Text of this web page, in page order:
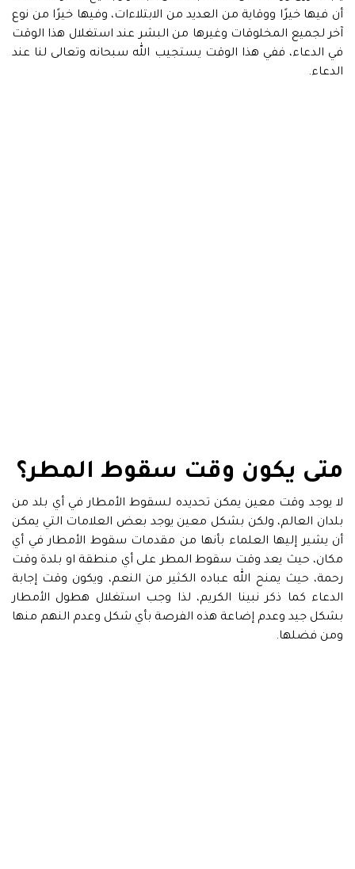
أن فيها خيرًا ووقاية من العديد من الابتلاءات، وفيها خيرًا من نوع
آخر لجميع المخلوقات وغيرها من البشر عند استغلال هذا الوقت
في الدعاء، ففي هذا الوقت يستجيب الله سبحانه وتعالى لنا عند
الدعاء.
متى يكون وقت سقوط المطر؟
لا يوجد وقت معين يمكن تحديده لسقوط الأمطار في أي بلد من
بلدان العالم، ولكن بشكل معين يوجد بعض العلامات التي يمكن
أن يشير إليها العلماء بأنها من مقدمات سقوط الأمطار في أي
مكان، حيث يعد وقت سقوط المطر على أي منطقة او بلدة وقت
رحمة، حيث يمنح الله عباده الكثير من النعم، ويكون وقت إجابة
الدعاء كما ذكر نبينا الكريم، لذا وجب استغلال هطول الأمطار
بشكل جيد وعدم إضاعة هذه الفرصة بأي شكل وعدم النهم منها
ومن فضلها.